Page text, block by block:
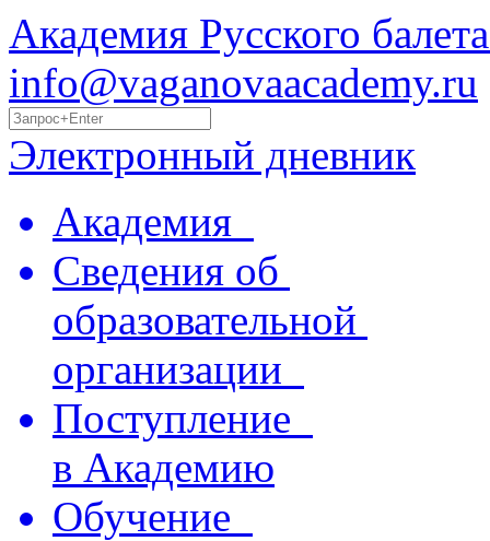
Академия Русского
info@vaganovaacademy.ru
Электронный дневник
Академия
Сведения об
образовательной
организации
Поступление
в Академию
Обучение